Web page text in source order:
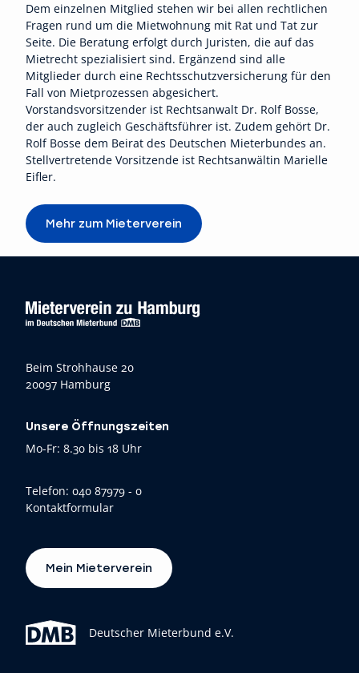
Mehr zum Mieterverein
Dem einzelnen Mitglied stehen wir bei allen rechtlichen
Fragen rund um die Mietwohnung mit Rat und Tat zur
Seite. Die Beratung erfolgt durch Juristen, die auf das
Mietrecht spezialisiert sind. Ergänzend sind alle
Mitglieder durch eine Rechtsschutzversicherung für den
Fall von Mietprozessen abgesichert.
Vorstandsvorsitzender ist Rechtsanwalt Dr. Rolf Bosse,
der auch zugleich Geschäftsführer ist. Zudem gehört Dr.
Rolf Bosse dem Beirat des Deutschen Mieterbundes an.
Stellvertretende Vorsitzende ist Rechtsanwältin Marielle
Eifler.
Beim Strohhause 20
20097 Hamburg
Unsere Öffnungszeiten
Mo-Fr: 8.30 bis 18 Uhr
Telefon: 040 87979 - 0
Kontaktformular
Deutscher Mieterbund e.V.
Mein Mieterverein